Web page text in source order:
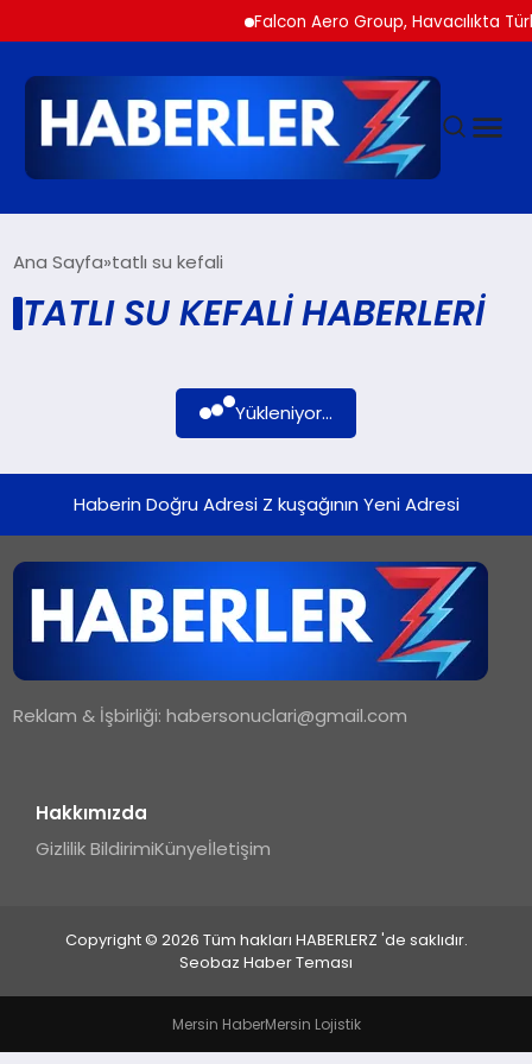
Falcon Aero Group, Havacılıkta
SIYASET
SPOR
TEKNOLOJI
Ana Sayfa tatlı su kefali
TATLI SU KEFALI HABERLERI
Yükleniyor...
Haberin Doğru Adresi Z kuşağının Yeni Adresi
Reklam & İşbirliği:habersonuclari@gmail.com
Hakkımızda
Gizlilik BildirimiKünyeİletişim
Copyright © 2026 Tüm hakları HABERLERZ 'de saklıdır.
Seobaz Haber Teması
Mersin HaberMersin Lojistik